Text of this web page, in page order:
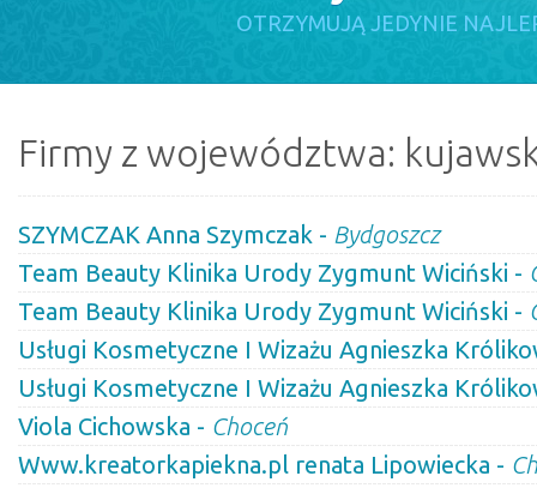
OTRZYMUJĄ JEDYNIE
Firmy z województwa:
SZYMCZAK Anna Szymczak - Bydgoszcz
Team Beauty Klinika Urody Zygmunt Wiciński -
Team Beauty Klinika Urody Zygmunt Wiciński -
Usługi Kosmetyczne I Wizażu Agnieszka
Usługi Kosmetyczne I Wizażu Agnieszka
Viola Cichowska - Choceń
Www.kreatorkapiekna.pl renata Lipowiecka -